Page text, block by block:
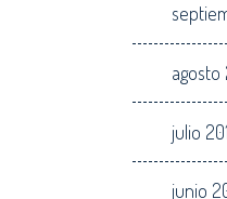
agosto
julio
junio